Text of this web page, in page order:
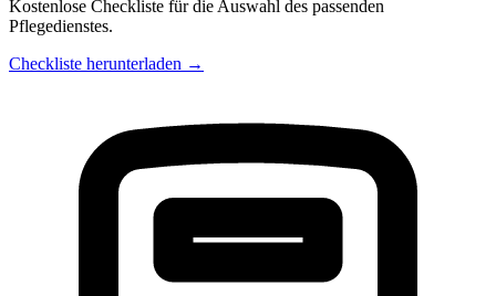
Kostenlose Checkliste für die Auswahl des passenden
Pflegedienstes.
Checkliste herunterladen →